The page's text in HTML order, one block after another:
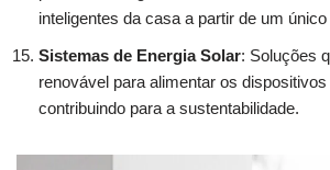
inteligentes da casa a partir de um
Sistemas de Energia Solar: Soluções
renovável para alimentar os
contribuindo para a sustentabilidade.